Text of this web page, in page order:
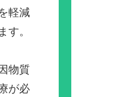
軽減
す。
物質
が必